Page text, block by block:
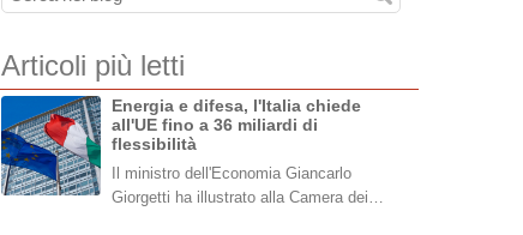
Articoli più letti
Energia e difesa, l'Italia chiede
all'UE fino a 36 miliardi di
flessibilità
Il ministro dell'Economia Giancarlo
Giorgetti ha illustrato alla Camera dei…